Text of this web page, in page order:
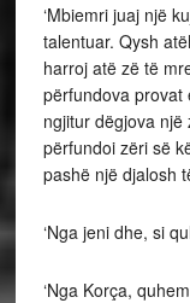
‘Mbiemri juaj një
talentuar. Qysh
harroj atë zë të
përfundova provat
ngjitur dëgjova
përfundoi zëri së
pashë një djalosh
‘Nga jeni dhe, si
‘Nga Korça,